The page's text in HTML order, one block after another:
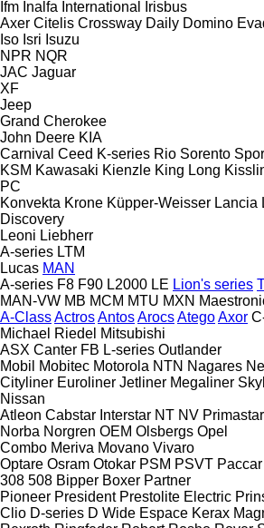
Ifm Inalfa International
Irisbus
Axer Citelis Crossway Daily Domino
Iso Isri Isuzu
NPR NQR
JAC Jaguar
XF
Jeep
Grand Cherokee
John Deere KIA
Carnival Ceed K-series Rio Sorento
KSM Kawasaki Kienzle King Long
PC
Konvekta Krone Küpper-Weisser Lancia
Discovery
Leoni Liebherr
A-series LTM
Lucas MAN
A-series F8 F90 L2000 LE Lion's series
MAN-VW MB MCM MTU MXN
A-ClassActrosAntosArocsAtegoAxor
Michael Riedel Mitsubishi
ASX Canter FB L-series Outlander
Mobil
Mobitec Motorola NTN Nagares
Cityliner Euroliner Jetliner Megaliner
Nissan
Atleon Cabstar Interstar NT NV Primastar
Norba Norgren OEM Olsbergs Opel
Combo Meriva Movano Vivaro
Optare Osram Otokar PSM PSVT Paccar
308 508 Bipper Boxer Partner
Pioneer President Prestolite Electric
Clio D-series D Wide Espace Kerax